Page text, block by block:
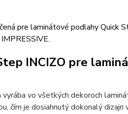
pre laminátové podlahy Quick
INCIZO pre
vo všetkých dekoroch
čím je dosiahnutý dokonalý dizajn